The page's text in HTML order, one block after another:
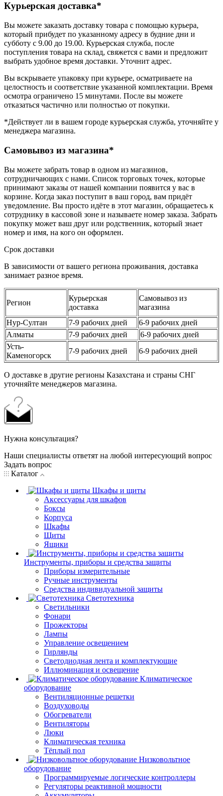
Курьерская доставка*
Вы можете заказать доставку товара с помощью курьера,
который прибудет по указанному адресу в будние дни и
субботу с 9.00 до 19.00. Курьерская служба, после
поступления товара на склад, свяжется с вами и предложит
выбрать удобное время доставки. Уточнит адрес.
Вы вскрываете упаковку при курьере, осматриваете на
целостность и соответствие указанной комплектации. Время
осмотра ограничено 15 минутами. После вы можете
отказаться частично или полностью от покупки.
*Действует ли в вашем городе курьерская служба, уточняйте у
менеджера магазина.
Самовывоз из магазина*
Вы можете забрать товар в одном из магазинов,
сотрудничающих с нами. Список торговых точек, которые
принимают заказы от нашей компании появится у вас в
корзине. Когда заказ поступит в ваш город, вам придёт
уведомление. Вы просто идёте в этот магазин, обращаетесь к
сотруднику в кассовой зоне и называете номер заказа. Забрать
покупку может ваш друг или родственник, который знает
номер и имя, на кого он оформлен.
Срок доставки
В зависимости от вашего региона проживания, доставка
занимает разное время.
Регион
Курьерская
доставка
Самовывоз из
магазина
Нур-Султан
7-9 рабочих дней
6-9 рабочих дней
Алматы
7-9 рабочих дней
6-9 рабочих дней
Усть-
Каменогорск
7-9 рабочих дней 6-9 рабочих дней
О доставке в другие регионы Казахстана и страны СНГ
уточняйте менеджеров магазина.
Нужна консультация?
Наши специалисты ответят на любой интересующий вопрос
Задать вопрос
Каталог
Шкафы и щиты
Аксессуары для шкафов
Боксы
Корпуса
Шкафы
Щиты
Ящики
Инструменты, приборы и средства защиты
Приборы измерительные
Ручные инструменты
Средства индивидуальной защиты
Светотехника
Светильники
Фонари
Прожекторы
Лампы
Управление освещением
Гирлянды
Светодиодная лента и комплектующие
Иллюминация и освещение
Климатическое
оборудование
Вентиляционные решетки
Воздуховоды
Обогреватели
Вентиляторы
Люки
Климатическая техника
Тёплый пол
Низковольтное
оборудование
Программируемые логические контроллеры
Регуляторы реактивной мощности